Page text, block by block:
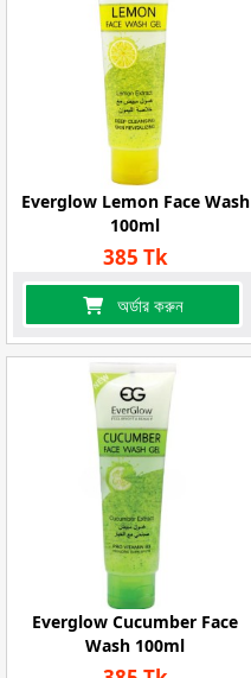
Everglow Lemon Face Wash
100ml
385 Tk
অর্ডার করুন
Everglow Cucumber Face
Wash 100ml